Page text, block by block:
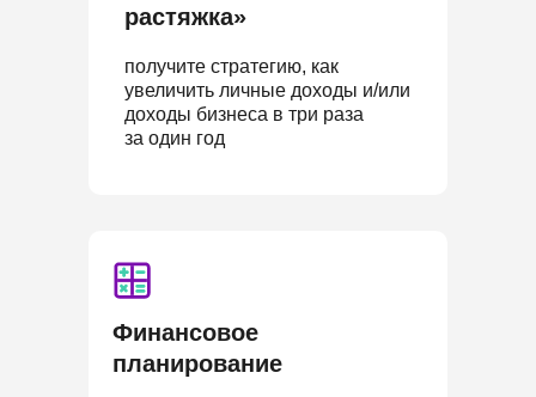
растяжка»
получите стратегию, как
увеличить личные доходы и/или
доходы бизнеса в три раза
за один год
Финансовое
планирование